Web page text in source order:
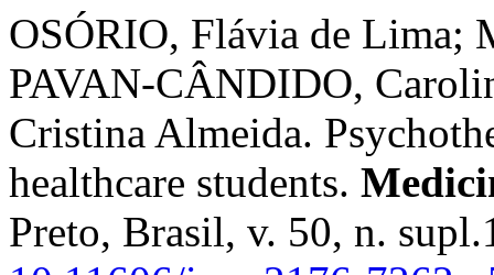
OSÓRIO, Flávia de Lima;
PAVAN-CÂNDIDO,
Cristina Almeida.
healthcare students.
Preto, Brasil, v. 50, n.